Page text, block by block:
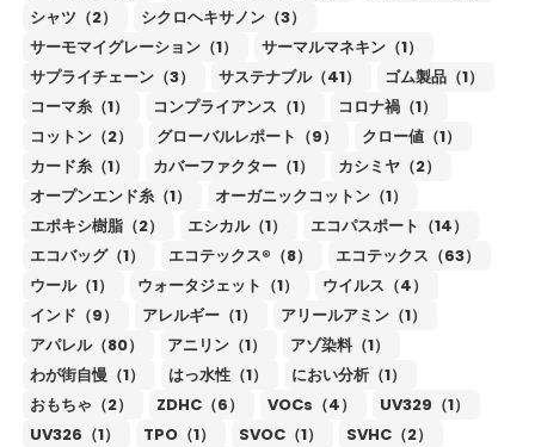
シャツ（2）
シクロヘキサノン（3）
サーモマイグレーション（1）
サーマルマネキン（1）
サプライチェーン（3）
サステナブル（41）
ゴム製品（1）
コーマ糸（1）
コンプライアンス（1）
コロナ禍（1）
コットン（2）
グローバルレポート（9）
クロー値（1）
カード糸（1）
カバーファクター（1）
カシミヤ（2）
オープンエンド糸（1）
オーガニックコットン（1）
エポキシ樹脂（2）
エシカル（1）
エコパスポート（14）
エコバッグ（1）
エコテックス®（8）
エコテックス（63）
ウール（1）
ウォータジェット（1）
ウイルス（4）
インド（9）
アレルギー（1）
アリールアミン（1）
アパレル（80）
アニリン（1）
アゾ染料（1）
わが街自慢（1）
はっ水性（1）
におい分析（1）
おもちゃ（2）
ZDHC（6） VOCs（4）
UV329（1）
UV326（1）
TPO（1） SVOC（1）
SVHC（2）